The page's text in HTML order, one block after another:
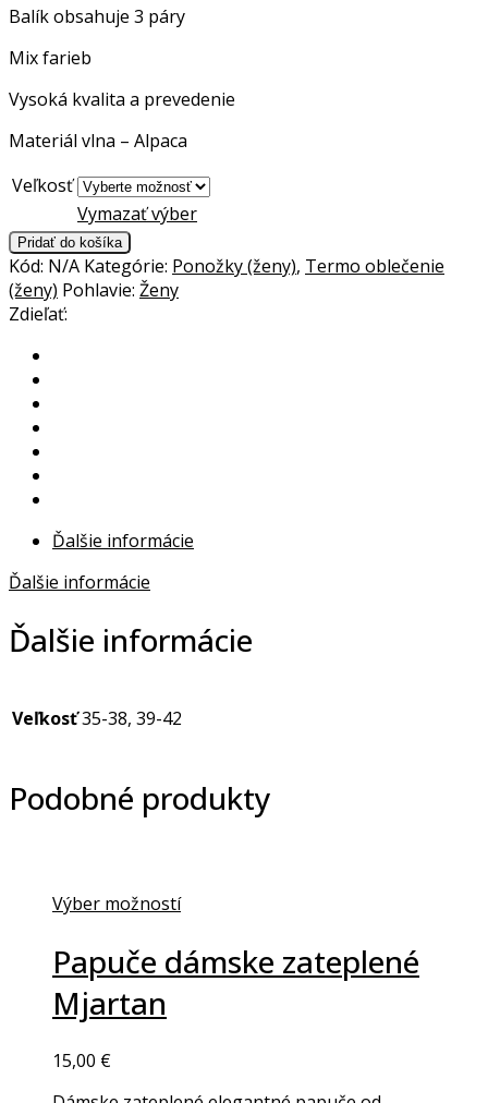
Balík obsahuje 3 páry
Mix farieb
Vysoká kvalita a prevedenie
Materiál vlna – Alpaca
Veľkosť
Vymazať výber
Pridať do košíka
Kód: N/A Kategórie: Ponožky (ženy), Termo oblečenie
(ženy) Pohlavie: Ženy
Zdieľať:
Ďalšie informácie
Ďalšie informácie
Ďalšie informácie
Veľkosť35-38, 39-42
Podobné produkty
Výber možností
Papuče dámske zateplené
Mjartan
15,00 €